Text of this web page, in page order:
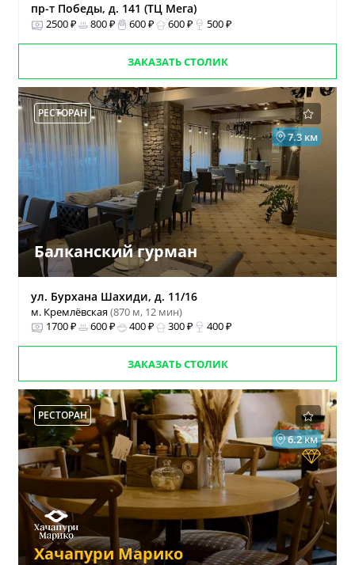
пр-т Победы, д. 141 (ТЦ Мега)
2500 ₽ 800 ₽ 600 ₽ 600 ₽ 500 ₽
ЗАКАЗАТЬ СТОЛИК
РЕСТОРАН
7.3 км
Балканский гурман
ул. Бурхана Шахиди, д. 11/16
м. Кремлёвская(870 м, 12 мин)
1700 ₽
600 ₽ 400 ₽ 300 ₽ 400 ₽
ЗАКАЗАТЬ СТОЛИК
РЕСТОРАН
6.2 км
Хачапури Марико